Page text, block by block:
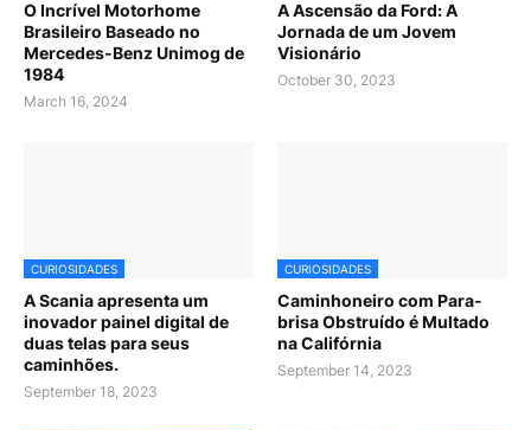
O Incrível Motorhome
Brasileiro Baseado no
Mercedes-Benz Unimog de
1984
March 16, 2024
A Ascensão da Ford: A
Jornada de um Jovem
Visionário
October 30, 2023
CURIOSIDADES
A Scania apresenta um
inovador painel digital de
duas telas para seus
caminhões.
September 18, 2023
CURIOSIDADES
Caminhoneiro com Para-
brisa Obstruído é Multado
na Califórnia
September 14, 2023